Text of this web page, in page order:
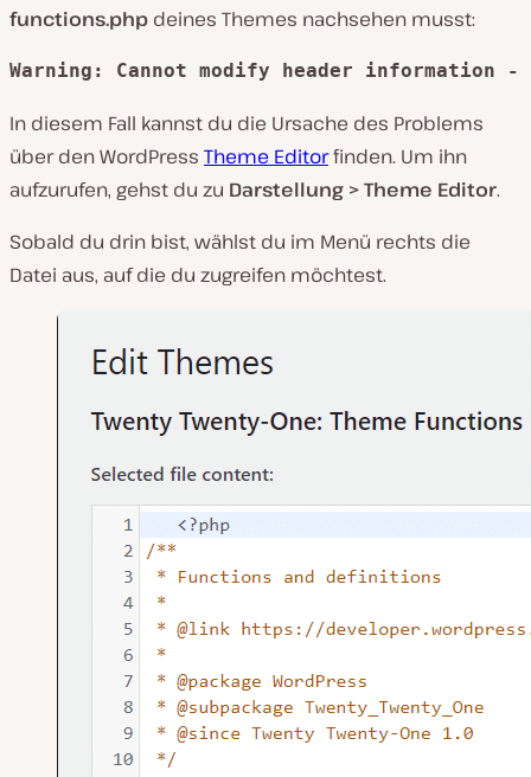
functions.php deines Themes nachsehen musst:
Warning: Cannot modify header information
In diesem Fall kannst du die Ursache des Problems
über den WordPress Theme Editorfinden. Um ihn
aufzurufen, gehst du zu Darstellung > Theme Editor.
Sobald du drin bist, wählst du im Menü rechts die
Datei aus, auf die du zugreifen möchtest.